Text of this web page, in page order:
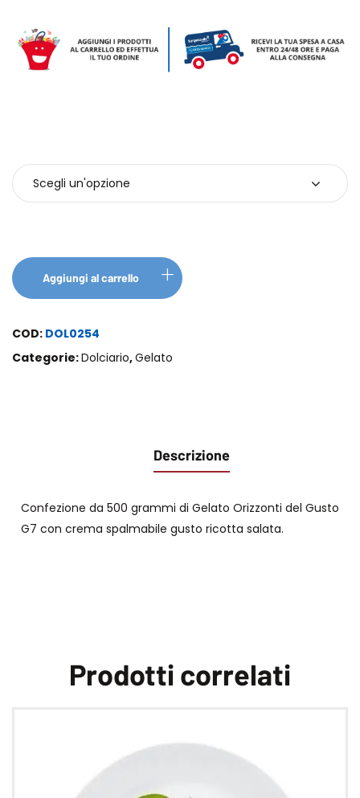
Aggiungi al carrello
COD: DOL0254
Categorie:Dolciario,Gelato
Descrizione
Confezione da 500 grammi di Gelato Orizzonti del Gusto
G7 con crema spalmabile gusto ricotta salata.
Prodotti correlati